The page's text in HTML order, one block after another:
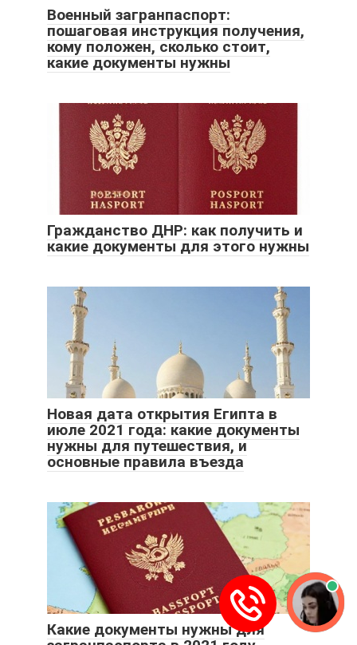
Военный загранпаспорт:
пошаговая инструкция получения,
кому положен, сколько стоит,
какие документы нужны
Гражданство ДНР: как получить и
какие документы для этого нужны
Новая дата открытия Египта в
июле 2021 года: какие документы
нужны для путешествия, и
основные правила въезда
Какие документы нужны для